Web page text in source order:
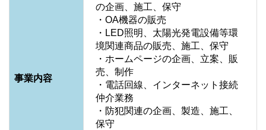
事業内容
の企画、施工、保守
・OA機器の販売
・LED照明、太陽光発電設備等環
境関連商品の販売、施工、保守
・ホームページの企画、立案、販
売、制作
・電話回線、インターネット接続
仲介業務
・防犯関連の企画、製造、施工、
保守